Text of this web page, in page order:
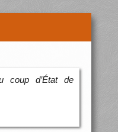
coup d’État de